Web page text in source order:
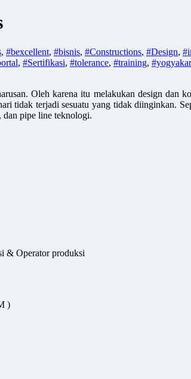
, #bexcellent, #bisnis, #Constructions, #Design,
, #Sertifikasi, #tolerance, #training,
Oleh karena itu melakukan design dan
tidak terjadi sesuatu yang tidak diinginkan.
dan pipe line teknologi.
& Operator produksi
)